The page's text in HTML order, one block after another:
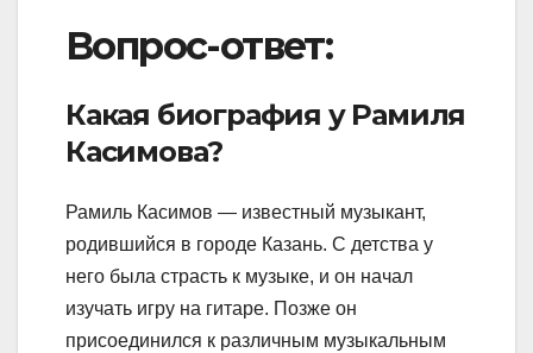
Вопрос-ответ:
Какая биография у Рамиля
Касимова?
Рамиль Касимов — известный музыкант,
родившийся в городе Казань. С детства у
него была страсть к музыке, и он начал
изучать игру на гитаре. Позже он
присоединился к различным музыкальным